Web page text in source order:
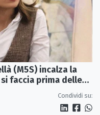
(M5S) incalza la
faccia prima delle
Condividi su: